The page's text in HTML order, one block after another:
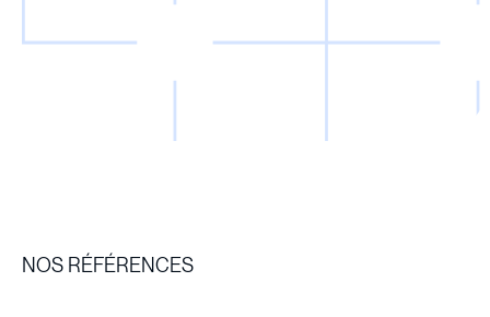
NOS RÉFÉRENCES